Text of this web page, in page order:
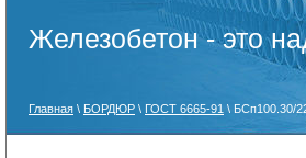
Железобетон - это
Главная \ БОРДЮР \ ГОСТ 6665-91 \ БСп100.30/